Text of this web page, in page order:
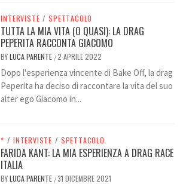
INTERVISTE / SPETTACOLO
TUTTA LA MIA VITA (O QUASI): LA DRAG
PEPERITA RACCONTA GIACOMO
BYLUCA PARENTE /2 APRILE 2022
Dopo l'esperienza vincente di Bake Off, la drag
Peperita ha deciso di raccontare la vita del suo
alter ego Giacomo in...
* / INTERVISTE / SPETTACOLO
FARIDA KANT: LA MIA ESPERIENZA A DRAG RACE
ITALIA
BYLUCA PARENTE /31 DICEMBRE 2021